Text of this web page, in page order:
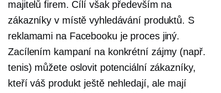
majitelů firem. Cílí však především na
zákazníky v místě vyhledávání produktů. S
reklamami na Facebooku je proces jiný.
Zacílením kampaní na konkrétní zájmy (např.
tenis) můžete oslovit potenciální zákazníky,
kteří váš produkt ještě nehledají, ale mají